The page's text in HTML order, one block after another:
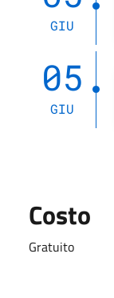
GIU
05
GIU
Costo
Gratuito